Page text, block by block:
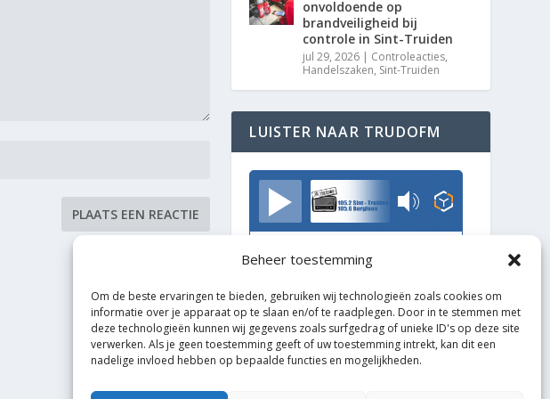
Beheer toestemming
Om de beste ervaringen te bieden, gebruiken wij technologieën zoals cookies om
informatie over je apparaat op te slaan en/of te raadplegen. Door in te stemmen met
deze technologieën kunnen wij gegevens zoals surfgedrag of unieke ID's op deze site
verwerken. Als je geen toestemming geeft of uw toestemming intrekt, kan dit een
nadelige invloed hebben op bepaalde functies en mogelijkheden.
onvoldoende op
brandveiligheid bij
controle in Sint-Truiden
jul 29, 2026 | Controleacties,
Handelszaken, Sint-Truiden
LUISTER NAAR TRUDOFM
TrudoFM